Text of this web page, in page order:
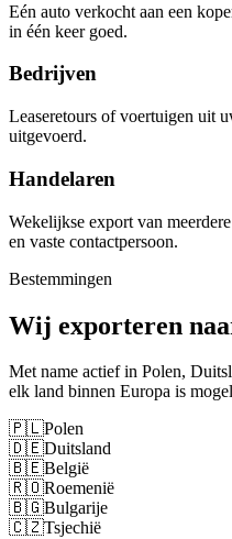
Eén auto verkocht aan een
in één keer goed.
Bedrijven
Leaseretours of voertuigen uit
uitgevoerd.
Handelaren
Wekelijkse export van
en vaste contactpersoon.
Bestemmingen
Wij exporteren
Met name actief in Polen,
elk land binnen Europa is
🇵🇱Polen
🇩🇪Duitsland
🇧🇪België
🇷🇴Roemenië
🇧🇬Bulgarije
🇨🇿Tsjechië